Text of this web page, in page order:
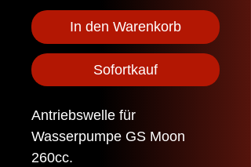
In den Warenkorb
Sofortkauf
Antriebswelle für
Wasserpumpe GS Moon
260cc.